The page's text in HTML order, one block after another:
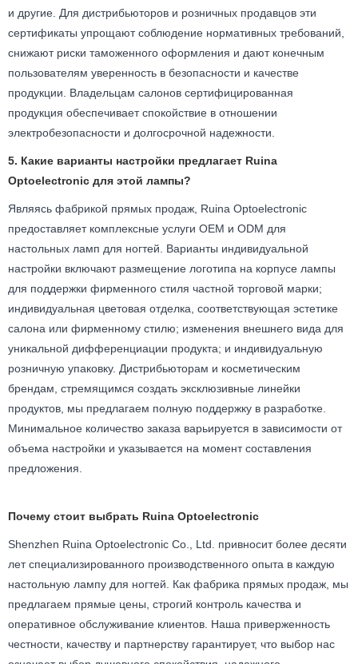
и другие. Для дистрибьюторов и розничных продавцов эти
сертификаты упрощают соблюдение нормативных требований,
снижают риски таможенного оформления и дают конечным
пользователям уверенность в безопасности и качестве
продукции. Владельцам салонов сертифицированная
продукция обеспечивает спокойствие в отношении
электробезопасности и долгосрочной надежности.
5. Какие варианты настройки предлагает Ruina
Optoelectronic для этой лампы?
Являясь фабрикой прямых продаж, Ruina Optoelectronic
предоставляет комплексные услуги OEM и ODM для
настольных ламп для ногтей. Варианты индивидуальной
настройки включают размещение логотипа на корпусе лампы
для поддержки фирменного стиля частной торговой марки;
индивидуальная цветовая отделка, соответствующая эстетике
салона или фирменному стилю; изменения внешнего вида для
уникальной дифференциации продукта; и индивидуальную
розничную упаковку. Дистрибьюторам и косметическим
брендам, стремящимся создать эксклюзивные линейки
продуктов, мы предлагаем полную поддержку в разработке.
Минимальное количество заказа варьируется в зависимости от
объема настройки и указывается на момент составления
предложения.
Почему стоит выбрать Ruina Optoelectronic
Shenzhen Ruina Optoelectronic Co., Ltd. привносит более десяти
лет специализированного производственного опыта в каждую
настольную лампу для ногтей. Как фабрика прямых продаж, мы
предлагаем прямые цены, строгий контроль качества и
оперативное обслуживание клиентов. Наша приверженность
честности, качеству и партнерству гарантирует, что выбор нас